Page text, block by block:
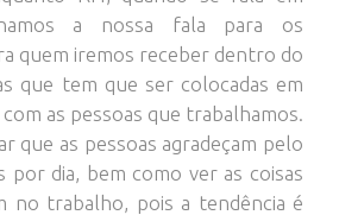
a nossa fala para os
quem iremos receber dentro do
que tem que ser colocadas em
as pessoas que trabalhamos.
que as pessoas agradeçam pelo
por dia, bem como ver as coisas
no trabalho, pois a tendência é